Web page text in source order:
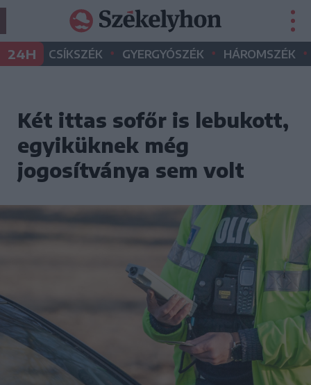
24H CSÍKSZÉK • GYERGYÓSZÉK • HÁROMSZÉK •
Két ittas sofőr is lebukott,
egyiküknek még
jogosítványa sem volt